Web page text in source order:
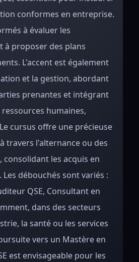
conformes en entreprise.
à évaluer les
à proposer des plans
L'accent est également
et la gestion, abordant
prenantes et intégrant
humaines,
cursus offre une précieuse
travers l'alternance ou des
les acquis en
débouchés sont variés :
QSE, Consultant en
dans des secteurs
la santé ou les services
vers un Mastère en
est envisageable pour les